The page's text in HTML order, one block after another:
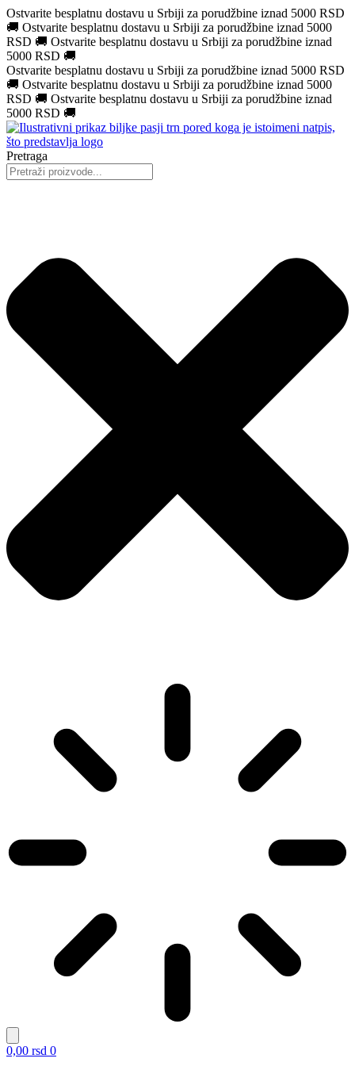
Ostvarite besplatnu dostavu u Srbiji za porudžbine iznad 5000 RSD
🚚 Ostvarite besplatnu dostavu u Srbiji za porudžbine iznad 5000
RSD 🚚 Ostvarite besplatnu dostavu u Srbiji za porudžbine iznad
5000 RSD 🚚
Ostvarite besplatnu dostavu u Srbiji za porudžbine iznad 5000 RSD
🚚 Ostvarite besplatnu dostavu u Srbiji za porudžbine iznad 5000
RSD 🚚 Ostvarite besplatnu dostavu u Srbiji za porudžbine iznad
5000 RSD 🚚
Pretraga
0,00 rsd 0